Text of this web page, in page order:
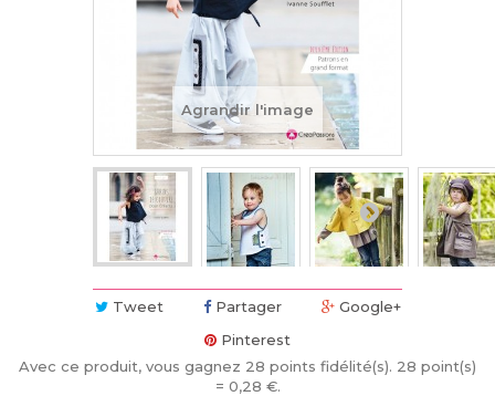
Agrandir l'image
Tweet Partager
Google+
Pinterest
Avec ce produit, vous gagnez 28 points fidélité(s). 28 point(s)
= 0,28 €.